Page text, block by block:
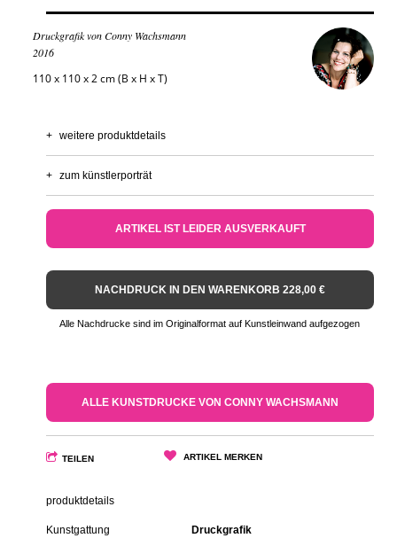
Druckgrafik von Conny Wachsmann
2016
110 x 110 x 2 cm (B x H x T)
+ weitere produktdetails
+ zum künstlerporträt
ARTIKEL IST LEIDER AUSVERKAUFT
NACHDRUCK IN DEN WARENKORB 228,00 €
Alle Nachdrucke sind im Originalformat auf Kunstleinwand aufgezogen
ALLE KUNSTDRUCKE VON CONNY WACHSMANN
TEILEN ARTIKEL MERKEN
produktdetails
Kunstgattung Druckgrafik